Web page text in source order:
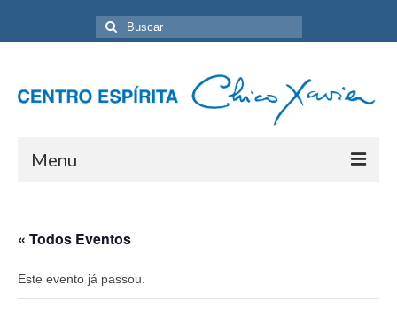
Buscar
por:
Menu
Programação Geral
Sobre nós
« Todos Eventos
Este evento já passou.